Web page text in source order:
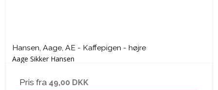
Hansen, Aage, AE - Kaffepigen - højre
Aage Sikker Hansen
Pris fra 49,00 DKK